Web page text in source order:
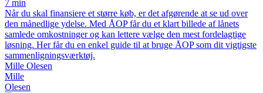
7 min
Når du skal finansiere et større køb, er det afgørende at se ud over
den månedlige ydelse. Med ÅOP får du et klart billede af lånets
samlede omkostninger og kan lettere vælge den mest fordelagtige
løsning. Her får du en enkel guide til at bruge ÅOP som dit vigtigste
sammenligningsværktøj.
Mille Olesen
Mille
Olesen